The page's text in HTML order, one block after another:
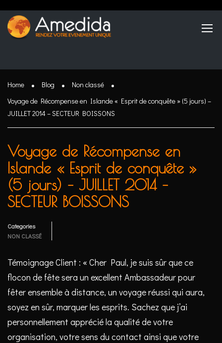
Home Blog
Non classé
Voyage de Récompense en Islande « Esprit de conquête » (5 jours) –
JUILLET 2014 – SECTEUR BOISSONS
Voyage de Récompense en
Islande « Esprit de conquête »
(5 jours) – JUILLET 2014 –
SECTEUR BOISSONS
Categories
NON CLASSÉ
Témoignage Client : « Cher Paul, je suis sûr que ce
flocon de fête sera un excellent Ambassadeur pour
fêter ensemble à distance, un voyage réussi qui aura,
soyez en sûr, marquer les esprits. Sachez que j’ai
personnellement apprécié la qualité de votre
organisation, votre sens du contact ainsi que votre